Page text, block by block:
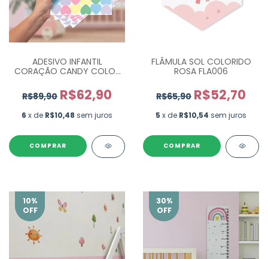
ADESIVO INFANTIL
CORAÇÃO CANDY COLOR
R$89,90 R$62,90
6 x de R$10,48 sem juros
COMPRAR
FLÂMULA SOL COLORIDO
ROSA FLA006
R$65,90 R$52,70
5 x de R$10,54 sem juros
10%
OFF
30%
OFF